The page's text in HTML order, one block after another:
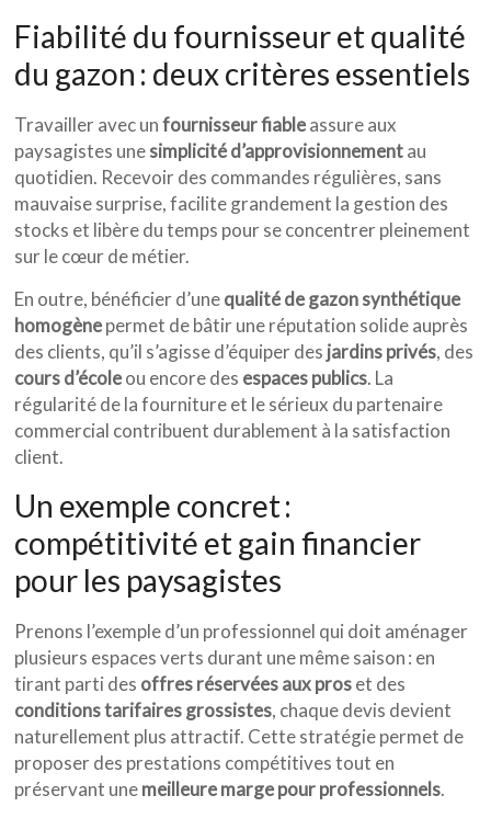
Fiabilité du fournisseur et qualité
du gazon : deux critères essentiels
Travailler avec unfournisseur fiableassure aux
paysagistes unesimplicité d’approvisionnementau
quotidien. Recevoir des commandes régulières, sans
mauvaise surprise, facilite grandement la gestion des
stocks et libère du temps pour se concentrer pleinement
sur le cœur de métier.
En outre, bénéficier d’unequalité de gazon synthétique
homogènepermet de bâtir une réputation solide auprès
des clients, qu’il s’agisse d’équiper des jardins privés, des
cours d’écoleou encore des espaces publics. La
régularité de la fourniture et le sérieux du partenaire
commercial contribuent durablement à la satisfaction
client.
Un exemple concret :
compétitivité et gain financier
pour les paysagistes
Prenons l’exemple d’un professionnel qui doit aménager
plusieurs espaces verts durant une même saison : en
tirant parti des offres réservées aux proset des
conditions tarifaires grossistes, chaque devis devient
naturellement plus attractif. Cette stratégie permet de
proposer des prestations compétitives tout en
préservant unemeilleure marge pour professionnels.